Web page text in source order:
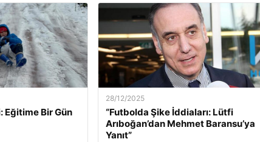
Eğitime Bir Gün
28/12/2025
“Futbolda Şike İddiaları: Lütfi
Arıboğan’dan Mehmet Baransu’ya
Yanıt”